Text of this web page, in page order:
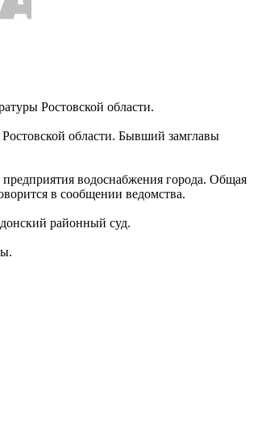
Ростовской области.
области. Бывший замглавы
водоснабжения города. Общая
в сообщении ведомства.
районный суд.